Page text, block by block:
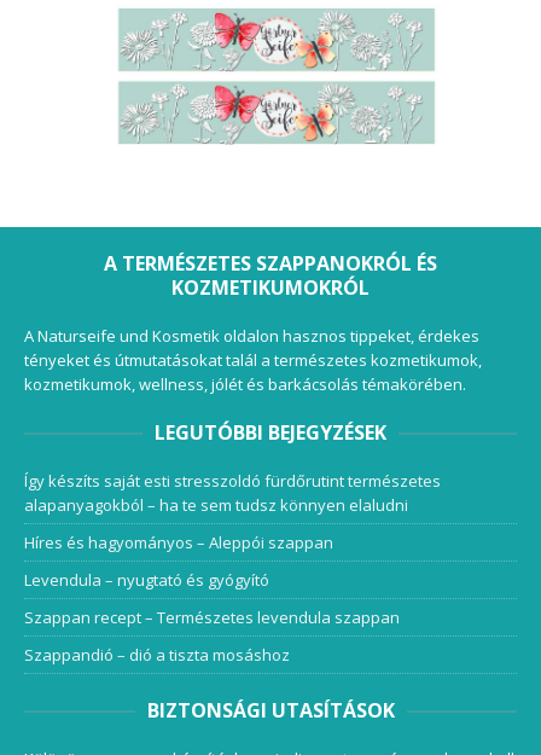
A TERMÉSZETES SZAPPANOKRÓL ÉS
KOZMETIKUMOKRÓL
A Naturseife und Kosmetik oldalon hasznos tippeket, érdekes
tényeket és útmutatásokat talál a természetes kozmetikumok,
kozmetikumok, wellness, jólét és barkácsolás témakörében.
LEGUTÓBBI BEJEGYZÉSEK
Így készíts saját esti stresszoldó fürdőrutint természetes
alapanyagokból – ha te sem tudsz könnyen elaludni
Híres és hagyományos – Aleppói szappan
Levendula – nyugtató és gyógyító
Szappan recept – Természetes levendula szappan
Szappandió – dió a tiszta mosáshoz
BIZTONSÁGI UTASÍTÁSOK